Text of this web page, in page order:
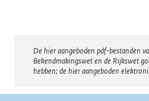
Disclaimer
De hier aangeboden pdf-bestanden
Bekendmakingswet en de Rijkswet
hebben; de hier aangeboden